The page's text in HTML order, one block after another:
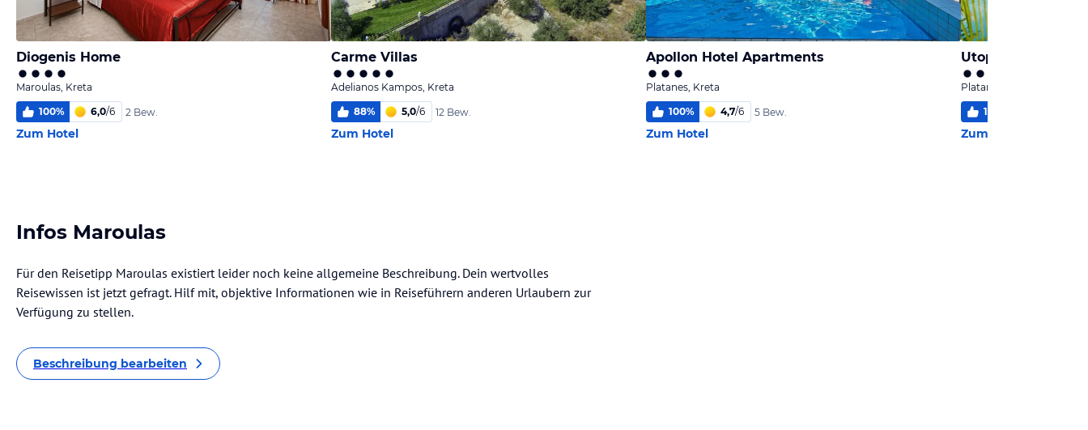
Diogenis Home
Maroulas, Kreta
100% 6,0/6 2 Bew.
Zum Hotel
Carme Villas
Adelianos Kampos, Kreta
88% 5,0/6 12 Bew.
Zum Hotel
Apollon Hotel Apartments
Platanes, Kreta
100% 4,7/6 5 Bew.
Zum Hotel
Utopia Luxury
Platanes, Kreta
100
Zum Hotel
Infos Maroulas
Für den Reisetipp Maroulas existiert leider noch keine allgemeine Beschreibung. Dein wertvolles
Reisewissen ist jetzt gefragt. Hilf mit, objektive Informationen wie in Reiseführern anderen Urlaubern zur
Verfügung zu stellen.
Beschreibung bearbeiten